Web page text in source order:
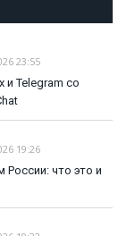
23:55
и Telegram со
19:26
России: что это и